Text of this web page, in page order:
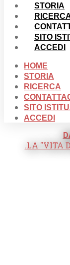
STORIA
SITO
ACCEDI
HOME
STORIA
RICERCA
SITO
ACCEDI
.LA "VITA